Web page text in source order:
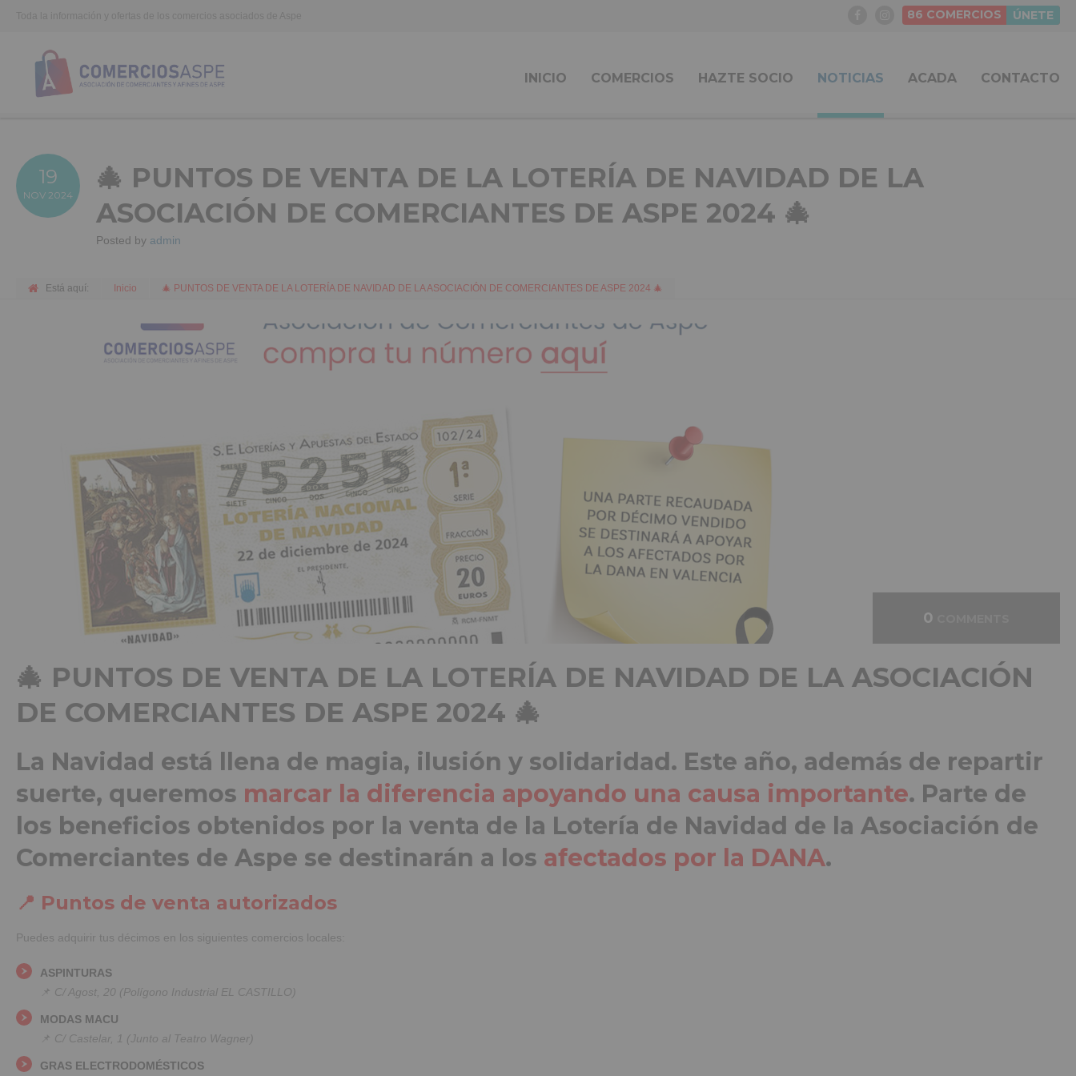
86 COMERCIOS ÚNETE
INICIO COMERCIOS HAZTE SOCIO NOTICIAS ACADA CONTACTO
19
NOV 2024
🎄 PUNTOS DE VENTA DE LA LOTERÍA DE NAVIDAD DE LA
ASOCIACIÓN DE COMERCIANTES DE ASPE 2024 🎄
Posted by admin
Está aquí: Inicio 🎄 PUNTOS DE VENTA DE LA LOTERÍA DE NAVIDAD DE LA ASOCIACIÓN DE COMERCIANTES DE ASPE 2024 🎄
0
🎄 PUNTOS DE VENTA DE LA LOTERÍA DE NAVIDAD DE LA ASOCIACIÓN
DE COMERCIANTES DE ASPE 2024 🎄
La Navidad está llena de magia, ilusión y solidaridad. Este año, además de repartir
suerte, queremos marcar la diferencia apoyando una causa importante. Parte de
los beneficios obtenidos por la venta de la Lotería de Navidad de la Asociación de
Comerciantes de Aspe se destinarán a los afectados por la DANA.
📍 Puntos de venta autorizados
Puedes adquirir tus décimos en los siguientes comercios locales:
ASPINTURAS
📌 C/ Agost, 20 (Polígono Industrial EL CASTILLO)
MODAS MACU
📌 C/ Castelar, 1 (Junto al Teatro Wagner)
GRAS ELECTRODOMÉSTICOS